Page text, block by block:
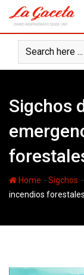
content
Sigchos
Home -Sigchos -
incendios